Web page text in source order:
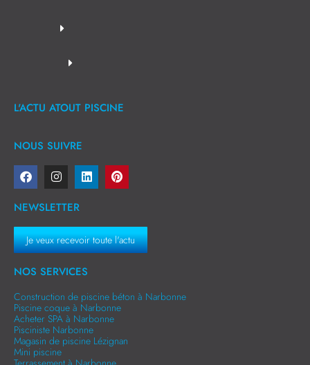
L'ACTU ATOUT PISCINE
NOUS SUIVRE
NEWSLETTER
Je veux recevoir toute l'actu
NOS SERVICES
Construction de piscine béton à Narbonne
Piscine coque à Narbonne
Acheter SPA à Narbonne
Pisciniste Narbonne
Magasin de piscine Lézignan
Mini piscine